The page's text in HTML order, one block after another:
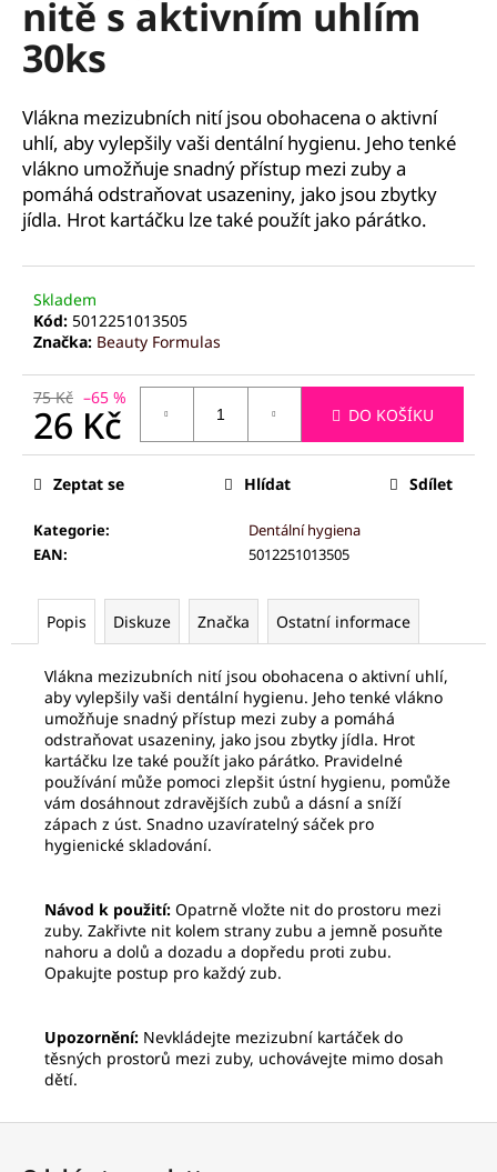
nitě s aktivním uhlím
30ks
Vlákna mezizubních nití jsou obohacena o aktivní
uhlí, aby vylepšily vaši dentální hygienu. Jeho tenké
vlákno umožňuje snadný přístup mezi zuby a
pomáhá odstraňovat usazeniny, jako jsou zbytky
jídla. Hrot kartáčku lze také použít jako párátko.
Skladem
Kód: 5012251013505
Značka: Beauty Formulas
75 Kč –65 %
26 Kč
Měrná
DO KOŠÍKU
Kategorie:
Dentální hygiena
EAN: 5012251013505
Zeptat se Hlídat Sdílet
Popis Diskuze Značka Ostatní informace
Vlákna mezizubních nití jsou obohacena o aktivní uhlí,
aby vylepšily vaši dentální hygienu. Jeho tenké vlákno
umožňuje snadný přístup mezi zuby a pomáhá
odstraňovat usazeniny, jako jsou zbytky jídla. Hrot
kartáčku lze také použít jako párátko. Pravidelné
používání může pomoci zlepšit ústní hygienu, pomůže
vám dosáhnout zdravějších zubů a dásní a sníží
zápach z úst. Snadno uzavíratelný sáček pro
hygienické skladování.
Návod k použití: Opatrně vložte nit do prostoru mezi
zuby. Zakřivte nit kolem strany zubu a jemně posuňte
nahoru a dolů a dozadu a dopředu proti zubu.
Opakujte postup pro každý zub.
Upozornění: Nevkládejte mezizubní kartáček do
těsných prostorů mezi zuby, uchovávejte mimo dosah
dětí.
a
j
í
t
?
D
o
p
o
r
u
u
m
PALSAR7
CESTOVNÍ
MANIKÚRNÍ
SADA
175
Z